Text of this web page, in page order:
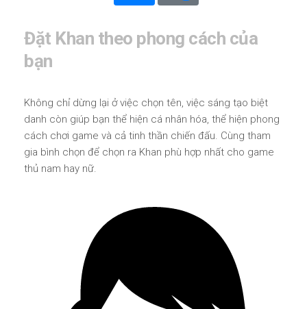
Đặt Khan theo phong cách của
bạn
Không chỉ dừng lại ở việc chọn tên, việc sáng tạo biệt
danh còn giúp bạn thể hiện cá nhân hóa, thể hiện phong
cách chơi game và cả tinh thần chiến đấu. Cùng tham
gia bình chọn để chọn ra Khan phù hợp nhất cho game
thủ nam hay nữ.